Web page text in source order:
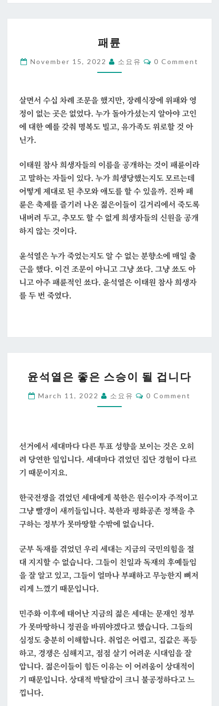
륜
패륜
November 15, 2022 소요유 Comments
0 Comment
살면서 수십 차례 조문을 했지만, 장례식장에 위패와 영
정이 없는 곳은 없었다. 누가 돌아가셨는지 알아야 고인
에 대한 예를 갖춰 명복도 빌고, 유가족도 위로할 것 아
닌가.
이태원 참사 희생자들의 이름을 공개하는 것이 패륜이라
고 말하는 자들이 있다. 누가 희생당했는지도 모르는데
어떻게 제대로 된 추모와 애도를 할 수 있을까. 진짜 패
륜은 축제를 즐기러 나온 젊은이들이 길거리에서 죽도록
내버려 두고, 추모도 할 수 없게 희생자들의 신원을 공개
하지 않는 것이다.
윤석열은 누가 죽었는지도 알 수 없는 분향소에 매일 출
근을 했다. 이건 조문이 아니고 그냥 쑈다. 그냥 쑈도 아
니고 아주 패륜적인 쑈다. 윤석열은 이태원 참사 희생자
를 두 번 죽였다.
석
열
은
스
승
겁
니
다
윤석열은 좋은 스승이 될 겁니다
March 11, 2022 소요유 Comments
0 Comment
선거에서 세대마다 다른 투표 성향을 보이는 것은 오히
려 당연한 일입니다. 세대마다 겪었던 집단 경험이 다르
기 때문이지요.
한국전쟁을 겪었던 세대에게 북한은 원수이자 주적이고
그냥 빨갱이 새끼들입니다. 북한과 평화공존 정책을 추
구하는 정부가 못마땅할 수밖에 없습니다.
군부 독재를 겪었던 우리 세대는 지금의 국민의힘을 절
대 지지할 수 없습니다. 그들이 친일과 독재의 후예들임
을 잘 알고 있고, 그들이 얼마나 부패하고 무능한지 뼈저
리게 느꼈기 때문입니다.
민주화 이후에 태어난 지금의 젊은 세대는 문재인 정부
가 못마땅하니 정권을 바꿔야겠다고 했습니다. 그들의
심정도 충분히 이해합니다. 취업은 어렵고, 집값은 폭등
하고, 경쟁은 심해지고, 점점 살기 어려운 시대임을 잘
압니다. 젊은이들이 힘든 이유는 이 어려움이 상대적이
기 때문입니다. 상대적 박탈감이 크니 불공정하다고 느
낍니다.